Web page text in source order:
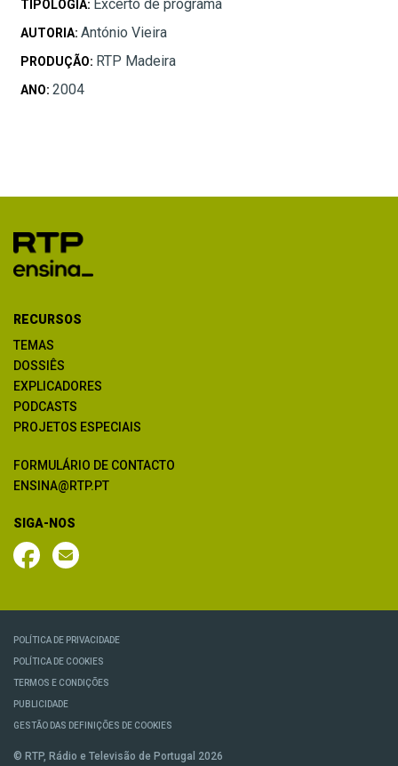
TIPOLOGIA: Excerto de programa
AUTORIA: António Vieira
PRODUÇÃO: RTP Madeira
ANO: 2004
RECURSOS
TEMAS
DOSSIÊS
EXPLICADORES
PODCASTS
PROJETOS ESPECIAIS
FORMULÁRIO DE CONTACTO
ENSINA@RTP.PT
SIGA-NOS
POLÍTICA DE PRIVACIDADE
POLÍTICA DE COOKIES
TERMOS E CONDIÇÕES
PUBLICIDADE
GESTÃO DAS DEFINIÇÕES DE COOKIES
© RTP, Rádio e Televisão de Portugal 2026